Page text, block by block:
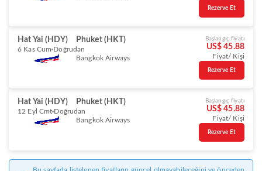
Rezerve Et
Hat Yai (HDY) Phuket (HKT)
6 Kas Cum Doğrudan
Bangkok Airways
Başlangıç fiyatı
US$ 45.88
Fiyat/ Kişi
Rezerve Et
Hat Yai (HDY) Phuket (HKT)
12 Eyl Cmt Doğrudan
Bangkok Airways
Başlangıç fiyatı
US$ 45.88
Fiyat/ Kişi
Rezerve Et